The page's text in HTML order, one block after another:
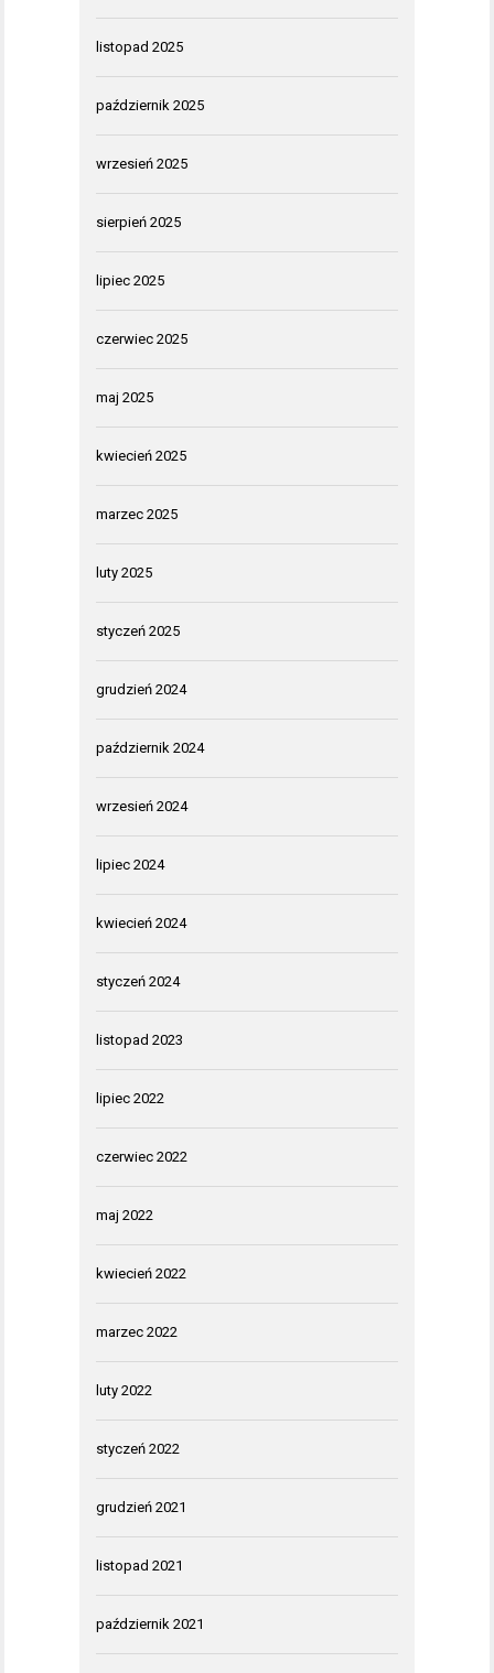
listopad 2025
październik 2025
wrzesień 2025
sierpień 2025
lipiec 2025
czerwiec 2025
maj 2025
kwiecień 2025
marzec 2025
luty 2025
styczeń 2025
grudzień 2024
październik 2024
wrzesień 2024
lipiec 2024
kwiecień 2024
styczeń 2024
listopad 2023
lipiec 2022
czerwiec 2022
maj 2022
kwiecień 2022
marzec 2022
luty 2022
styczeń 2022
grudzień 2021
listopad 2021
październik 2021